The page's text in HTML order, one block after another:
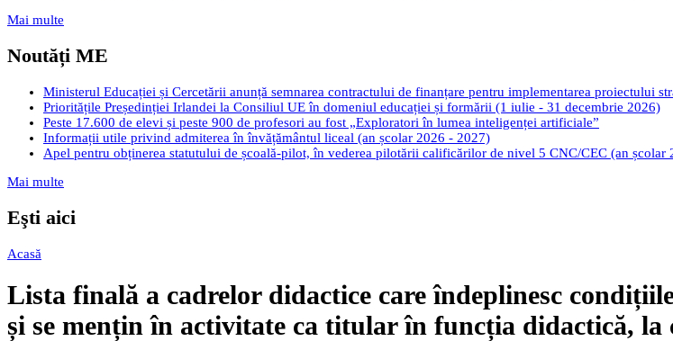
Mai multe
Noutăți ME
Ministerul Educației și Cercetării anunță semnarea contractului de finanțare pentru implementarea proiectului
Prioritățile Președinției Irlandei la Consiliul UE în domeniul educației și formării (1 iulie - 31 decembrie 2026)
Peste 17.600 de elevi și peste 900 de profesori au fost „Exploratori în lumea inteligenței artificiale”
Informații utile privind admiterea în învățământul liceal (an școlar 2026 - 2027)
Apel pentru obținerea statutului de școală-pilot, în vederea pilotării calificărilor de nivel 5 CNC/CEC (an școlar
Mai multe
Eşti aici
Acasă
Lista finală a cadrelor didactice care îndeplinesc
și se mențin în activitate ca titular în funcția didactică, la